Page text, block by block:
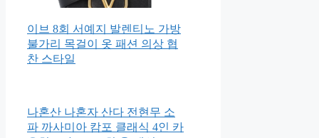
이브 8회 서예지 발렌티노 가방
불가리 목걸이 옷 패션 의상 협
찬 스타일
나혼산 나혼자 산다 전현무 소
파 까사미아 캄포 클래식 4인 카